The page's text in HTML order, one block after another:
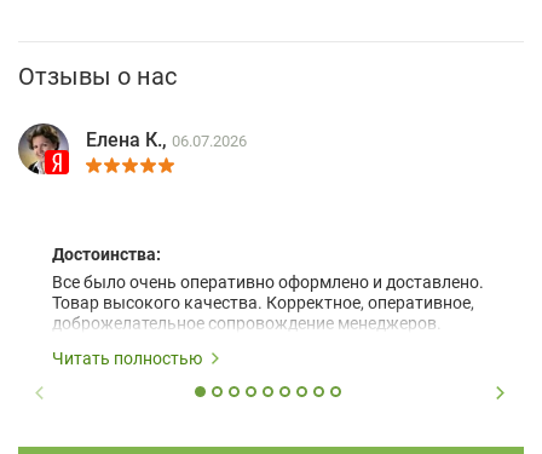
Отзывы о нас
Елена К., 06.07.2026
Достоинства:
Все было очень оперативно оформлено и доставлено.
Товар высокого качества. Корректное, оперативное,
доброжелательное сопровождение менеджеров.
Читать полностью